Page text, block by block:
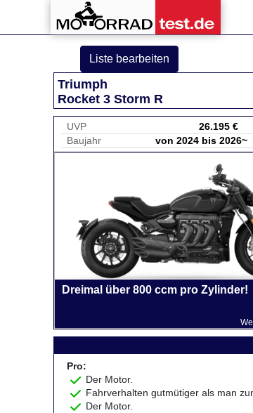
Liste bearbeiten
Triumph
Rocket 3 Storm R
UVP
26.195 €
Baujahr
von 2024 bis 2026~
Dreimal über 800 ccm pro Zylinder!
Pro:
Der Motor.
Fahrverhalten gutmütiger als man
Der Motor.